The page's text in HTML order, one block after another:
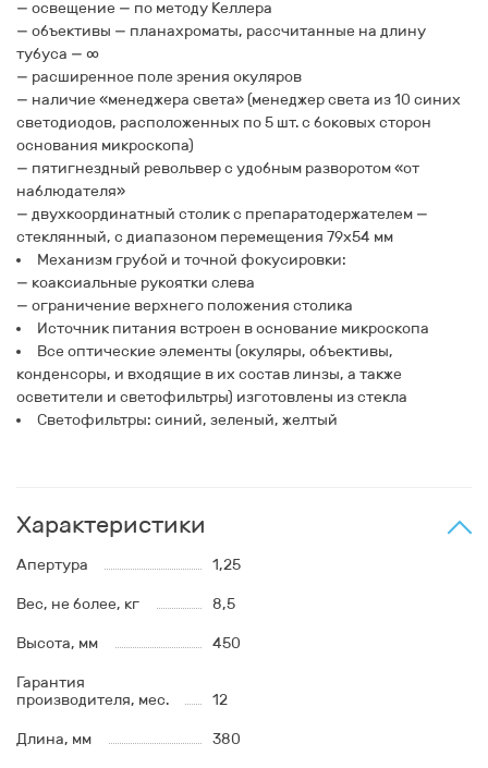
— освещение — по методу Келлера
— объективы — планахроматы, рассчитанные на длину
тубуса — ∞
— расширенное поле зрения окуляров
— наличие «менеджера света» (менеджер света из 10 синих
светодиодов, расположенных по 5 шт. с боковых сторон
основания микроскопа)
— пятигнездный револьвер с удобным разворотом «от
наблюдателя»
— двухкоординатный столик с препаратодержателем —
стеклянный, с диапазоном перемещения 79х54 мм
Механизм грубой и точной фокусировки:
— коаксиальные рукоятки слева
— ограничение верхнего положения столика
Источник питания встроен в основание микроскопа
Все оптические элементы (окуляры, объективы,
конденсоры, и входящие в их состав линзы, а также
осветители и светофильтры) изготовлены из стекла
Светофильтры: синий, зеленый, желтый
Характеристики
Апертура 1,25
Вес, не более, кг 8,5
Высота, мм 450
Гарантия
производителя, мес.
12
Длина, мм 380